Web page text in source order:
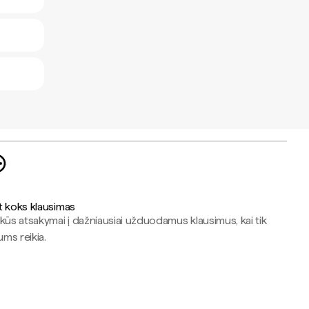
koks klausimas
atsakymai į dažniausiai užduodamus klausimus, kai tik
reikia.